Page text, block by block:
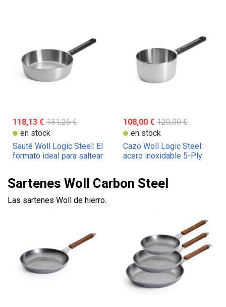
118,13 € 131,25 €
en stock
Sauté Woll Logic Steel: El
formato ideal para saltear
108,00 € 120,00 €
en stock
Cazo Woll Logic Steel:
acero inoxidable 5-Ply
Sartenes Woll Carbon Steel
Las sartenes Woll de hierro.